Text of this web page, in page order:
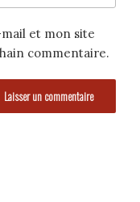
et mon site
commentaire.